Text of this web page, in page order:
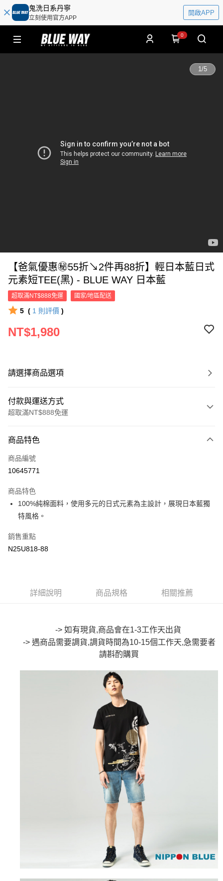
鬼洗日系丹寧
立刻使用官方APP
開啟APP
0
1/5
【爸氣優惠㊙55折↘2件再88折】輕日本藍日式
元素短TEE(黑) - BLUE WAY 日本藍
超取滿NT$888免運 國家/地區配送
5 ( 1 則評價 )
NT$1,980
請選擇商品選項
付款與運送方式
超取滿NT$888免運
信用卡一次付款
超商取貨付款
Apple Pay
街口支付
悠遊付
大哥付你分期
1.本服務由台灣大哥大提供，台灣大哥大用戶可立即使用無須另外申請。
2.付款方式選擇「大哥付你分期」，訂單成立後會自動跳轉到大哥付的交易
流程，驗證手機門號後，選擇欲分期的期數、繳款截止日，確認付款後即完
4.訂單成立30分鐘內，如未前往確認交易或遇審核未通過，訂單將自動取
消。如遇「轉專審核」未通過狀況，表示未達大哥付你分期系統評分，恕無
1.分期款項不併入電信帳單，「大哥付你分期」於每月結算日後寄送繳費提
2.透過簡訊連結打開帳單後，可選擇「超商條碼／台灣大直營門市／銀行轉
帳／街口支付／iPASS MONEY」等通路繳費。
1.本服務係由「台灣大哥大股份有限公司」（以下簡稱本公司）所提供，讓
用戶於交易時，得透過本服務購買商品或服務，並由商店將買賣／分期付款
買賣價金債權讓與本公司後，依約使用本公司帳單繳交帳款。
2.基於同意付款使用「大哥付你分期」之契約關係目的，商店將以您的個人
資料（包含姓名、電話或地址）提供予台灣大哥大進項蒐集、處理及利用，
由本公司與您本人進行分期帳單所需資料之確認、核對及更正。
3.完整用戶服務條款，請詳閱以下連結：
https://oppay.tw/userRule
相關說明
【關於「AFTEE先享後付」】
AFTEE先享後付是「在收到商品之後才付款」的支付方式。 讓您購物簡單
１．簡單：不需註冊會員、不需綁卡、不需儲值。
２．便利：只要手機號碼，簡訊認證，即可結帳。
３．安心：先確認商品／服務後，再付款。
【「AFTEE先享後付」結帳流程】
１．於結帳方式選擇「AFTEE先享後付」後，將跳轉至「AFTEE先享後付」
結帳頁面，進行簡訊認證並確認金額後，即可完成結帳。
２．訂單成立數日內，您將收到繳費通知簡訊。
３．收到繳費通知簡訊後14天內，點擊此簡訊中的連結，可透過四大超商／
ATM／網路銀行／等多元方式進行付款，方視為交易完成。
※ 請注意：結帳手續完成當下不需立刻繳費，但若您需要取消訂單，請聯絡
購買商品的店家。未經商家同意取消之訂單仍視為有效，需透過AFTEE先享
※ 交易是否成功請以「AFTEE先享後付 」之結帳頁面顯示為準，若有關於
是否繳費成功／繳費後需取消欲退款等相關疑問，請聯繫「AFTEE先享後付
https://netprotections.freshdesk.com/support/home
１．透過由恩沛科技股份有限公司提供之「AFTEE先享後付」服務完成之交
易，需依本服務之必要範圍內提供個人資料，並將交易相關給付款項請求債
２．關於個人資料處理事宜，請瀏覽以下網址：
每筆NT$80，滿NT$888(含以上)免運費
每筆NT$80，滿NT$888(含以上)免運費
每筆NT$60，滿NT$3,000(含以上)免運費
每筆NT$60，滿NT$3,000(含以上)免運費
每筆NT$80，滿NT$3,000(含以上)免運費
每筆NT$80，滿NT$3,000(含以上)免運費
商品特色
商品編號
10645771
商品特色
100%純棉面料，使用多元的日式元素為主設計，展現日本藍獨
特風格。
銷售重點
N25U818-88
詳細說明 商品規格 相關推薦
-> 如有現貨,商品會在1-3工作天出貨
-> 遇商品需要調貨,調貨時間為10-15個工作天,急需要者
請斟酌購買